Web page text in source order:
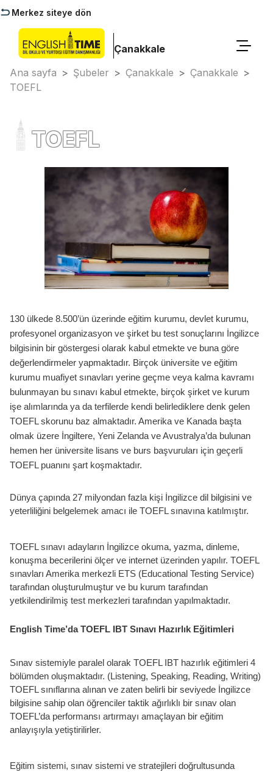
Merkez siteye dön
Çanakkale
Ana sayfa > Şubeler > Çanakkale > Çanakkale >
TOEFL
TOEFL
130 ülkede 8.500’ün üzerinde eğitim kurumu, devlet kurumu,
profesyonel organizasyon ve şirket bu test sonuçlarını İngilizce
bilgisinin bir göstergesi olarak kabul etmekte ve buna göre
değerlendirmeler yapmaktadır. Birçok üniversite ve eğitim
kurumu muafiyet sınavları yerine geçme veya kalma kavramı
bulunmayan bu sınavı kabul etmekte, birçok şirket ve kurum
işe alımlarında ya da terfilerde kendi belirlediklere denk gelen
TOEFL skorunu baz almaktadır. Amerika ve Kanada başta
olmak üzere İngiltere, Yeni Zelanda ve Avustralya’da bulunan
hemen her üniversite lisans ve burs başvuruları için geçerli
TOEFL puanını şart koşmaktadır.
Dünya çapında 27 milyondan fazla kişi İngilizce dil bilgisini ve
yeterliliğini belgelemek amacı ile TOEFL sınavına katılmıştır.
TOEFL sınavı adayların İngilizce okuma, yazma, dinleme,
konuşma becerilerini ölçer ve internet üzerinden yapılır. TOEFL
sınavları Amerika merkezli ETS (Educational Testing Service)
tarafından oluşturulmuştur ve bu kurum tarafından
yetkilendirilmiş test merkezleri tarafından yapılmaktadır.
English Time’da TOEFL IBT Sınavı Hazırlık Eğitimleri
Sınav sistemiyle paralel olarak TOEFL IBT hazırlık eğitimleri 4
bölümden oluşmaktadır. (Listening, Speaking, Reading, Writing)
TOEFL sınıflarına alınan ve zaten belirli bir seviyede İngilizce
bilgisine sahip olan öğrenciler taktik ağırlıklı bir sınav olan
TOEFL’da performansı artırmayı amaçlayan bir eğitim
anlayışıyla yetiştirilirler.
Eğitim sistemi, sınav sistemi ve stratejileri doğrultusunda